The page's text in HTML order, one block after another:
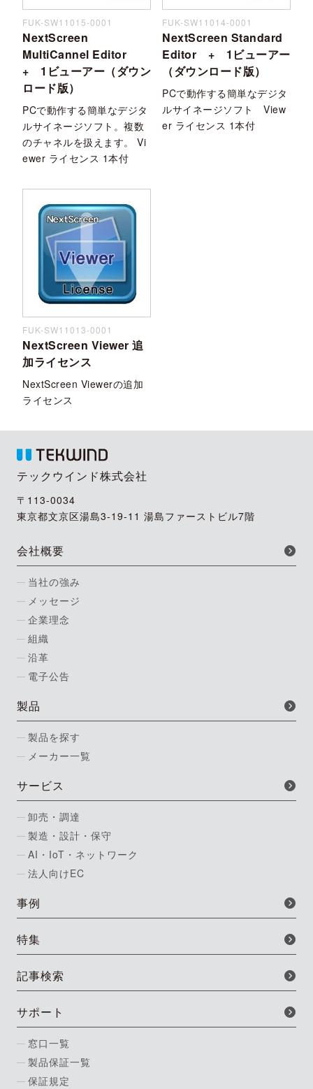
FUK-SW11015-0001
NextScreen
MultiCannel Editor
+ 1ビューアー（ダウン
ロード版）
PCで動作する簡単なデジタ
ルサイネージソフト。複数
のチャネルを扱えます。 Vi
ewer ライセンス 1本付
FUK-SW11014-0001
NextScreen Standard
Editor + 1ビューアー
（ダウンロード版）
PCで動作する簡単なデジタ
ルサイネージソフト View
er ライセンス 1本付
FUK-SW11013-0001
NextScreen Viewer 追
加ライセンス
NextScreen Viewerの追加
ライセンス
テックウインド株式会社
〒113-0034
東京都文京区湯島3-19-11 湯島ファーストビル7階
会社概要
当社の強み
メッセージ
企業理念
組織
沿革
電子公告
製品
製品を探す
メーカー一覧
サービス
卸売・調達
製造・設計・保守
AI・IoT・ネットワーク
法人向けEC
事例
特集
記事検索
サポート
窓口一覧
製品保証一覧
保証規定